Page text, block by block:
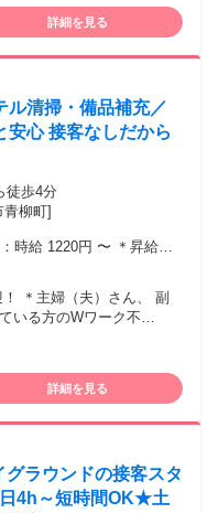
わせだけ…という方もお
ー５１１８ 交通費：
経験 ■機械設備や施設管理
詳細を見る
ル清掃・備品補充／
安心 接客なしだから
徒歩4分
青柳町]
1220円 〜 ＊昇給あ
り（GW・夏季・年末年
＊主婦（夫）さん、 副
いる方のWワーク不
ぶりの社会
詳細を見る
ラウンドの接客スタ
4h～短時間OK★土